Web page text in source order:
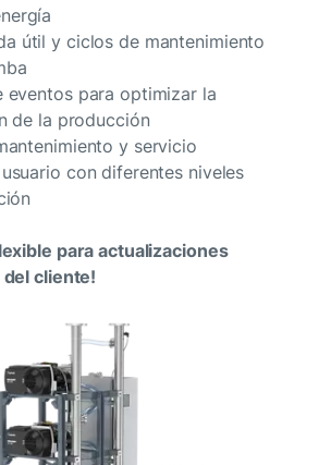
útil y ciclos de mantenimiento
eventos para optimizar la
de la producción
y servicio
con diferentes niveles
para actualizaciones
cliente!